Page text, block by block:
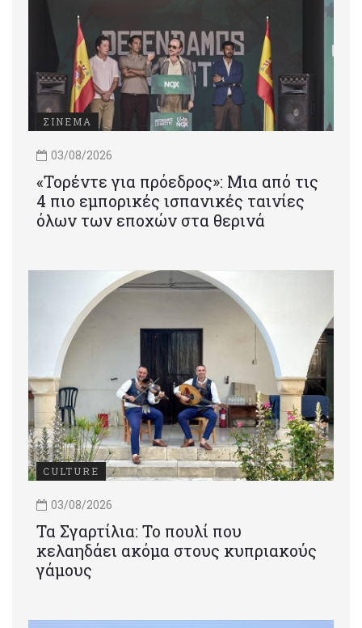
ΣΙΝΕΜΑ
03/08/2026
«Τορέντε για πρόεδρος»: Mια από τις
4 πιο εμπορικές ισπανικές ταινίες
όλων των εποχών στα θερινά
CULTURE
03/08/2026
Τα Σγαρτίλια: Το πουλί που
κελαηδάει ακόμα στους κυπριακούς
γάμους